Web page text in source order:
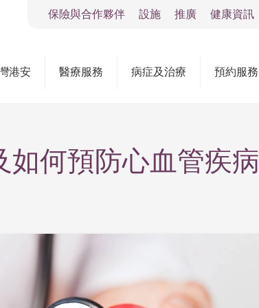
港安 醫療服務 病症及治療 預約服務
保險與合作夥伴 設施 推廣 健康資訊
如何預防心血管疾病